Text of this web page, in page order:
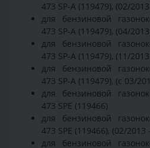
473 SP-A (119479), (02/
для бензиновой
473 SP-A (119479), (04/
для бензиновой
473 SP-A (119479), (11/
для бензиновой
473 SP-A (119479), (c 03/
для бензиновой
473 SPE (119466)
для бензиновой
473 SPE (119466), (02/2013
для бензиновой